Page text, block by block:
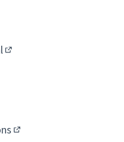
en una pestanya nova)
en una pestanya nova)
en una pestanya nova)
una pestanya nova)